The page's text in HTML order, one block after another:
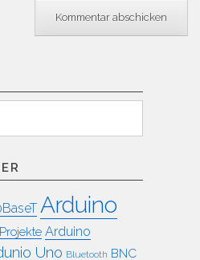
Suchen
Arduino
Arduino
Uno Bluetooth BNC